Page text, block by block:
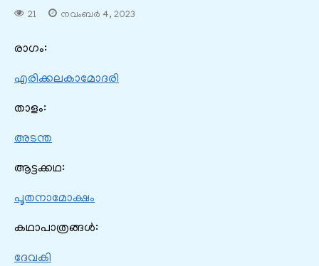
21 നവംബർ 4, 2023
രാഗം:
എരിക്കലകാമോദരി
താളം:
അടന്ത
ആട്ടക്കഥ:
പൂതനാമോക്ഷം
കഥാപാത്രങ്ങൾ:
ദേവകി